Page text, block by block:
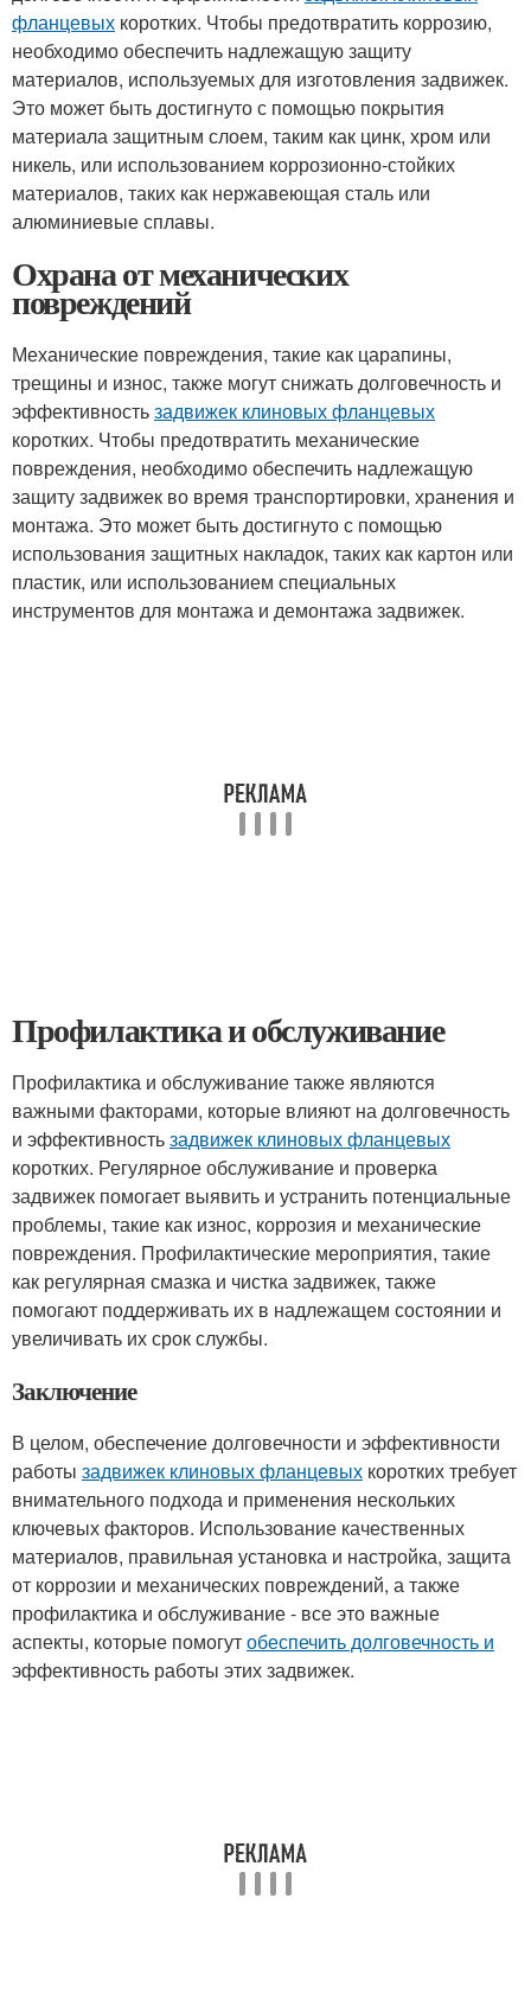
фланцевых коротких. Чтобы предотвратить коррозию,
необходимо обеспечить надлежащую защиту
материалов, используемых для изготовления задвижек.
Это может быть достигнуто с помощью покрытия
материала защитным слоем, таким как цинк, хром или
никель, или использованием коррозионно-стойких
материалов, таких как нержавеющая сталь или
алюминиевые сплавы.
Охрана от механических
повреждений
Механические повреждения, такие как царапины,
трещины и износ, также могут снижать долговечность и
эффективностьзадвижек клиновых фланцевых
коротких. Чтобы предотвратить механические
повреждения, необходимо обеспечить надлежащую
защиту задвижек во время транспортировки, хранения и
монтажа. Это может быть достигнуто с помощью
использования защитных накладок, таких как картон или
пластик, или использованием специальных
инструментов для монтажа и демонтажа задвижек.
Профилактика и обслуживание
Профилактика и обслуживание также являются
важными факторами, которые влияют на долговечность
и эффективностьзадвижек клиновых фланцевых
коротких. Регулярное обслуживание и проверка
задвижек помогает выявить и устранить потенциальные
проблемы, такие как износ, коррозия и механические
повреждения. Профилактические мероприятия, такие
как регулярная смазка и чистка задвижек, также
помогают поддерживать их в надлежащем состоянии и
увеличивать их срок службы.
Заключение
В целом, обеспечение долговечности и эффективности
работы задвижек клиновых фланцевых коротких требует
внимательного подхода и применения нескольких
ключевых факторов. Использование качественных
материалов, правильная установка и настройка, защита
от коррозии и механических повреждений, а также
профилактика и обслуживание - все это важные
аспекты, которые помогутобеспечить долговечность и
эффективность работы этих задвижек.